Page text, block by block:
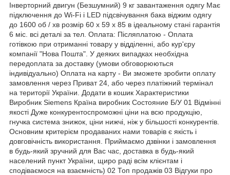
Інверторний двигун (Безшумний) 9 кг завантаження одягу Має
підключення до Wi-Fi і LED підсвічування бака віджим одягу
до 1600 об / хв розмір 60 х 59 х 85 в ідеальному стані гарантія
6 міс. всі деталі за тел. Оплата: Післяплатою - Оплата
готівкою при отриманні товару у відділенні, або кур'єру
компанії "Нова Пошта". У деяких випадках необхідна
передоплата за доставку (умови обговорюються
індивідуально) Оплата на карту - Ви зможете зробити оплату
замовлення через Приват 24, або через платіжний термінал
на території України. Додати в кошик Характеристики
Виробник Siemens Країна виробник Состояние Б/У 01 Відмінні
якості Дуже конкурентоспроможні ціни на всю продукцію,
гнучка система знижок, ціни нижчі, ніж у більшості конкурентів.
Основним критерієм продаваних нами товарів є якість і
довговічність використання. Приймаємо дзвінки і замовлення
в будь-який зручний для Вас час, доставка в будь-який
населений пункт України, щиро раді всім клієнтам і
сподіваємося на взаємність) 02 Топ продажів 03 Відгуки про